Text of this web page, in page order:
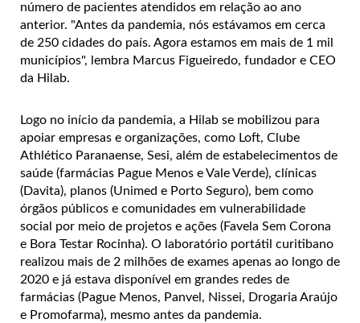
número de pacientes atendidos em relação ao ano
anterior. "Antes da pandemia, nós estávamos em cerca
de 250 cidades do país. Agora estamos em mais de 1 mil
municípios", lembra Marcus Figueiredo, fundador e CEO
da Hilab.
Logo no início da pandemia, a Hilab se mobilizou para
apoiar empresas e organizações, como Loft, Clube
Athlético Paranaense, Sesi, além de estabelecimentos de
saúde (farmácias Pague Menos e Vale Verde), clínicas
(Davita), planos (Unimed e Porto Seguro), bem como
órgãos públicos e comunidades em vulnerabilidade
social por meio de projetos e ações (Favela Sem Corona
e Bora Testar Rocinha). O laboratório portátil curitibano
realizou mais de 2 milhões de exames apenas ao longo de
2020 e já estava disponível em grandes redes de
farmácias (Pague Menos, Panvel, Nissei, Drogaria Araújo
e Promofarma), mesmo antes da pandemia.